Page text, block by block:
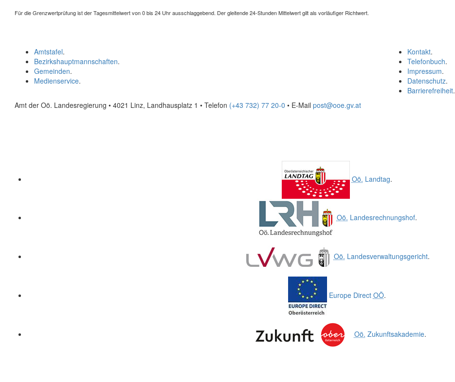
Für die Grenzwertprüfung ist der Tagesmittelwert von 0 bis 24 Uhr ausschlaggebend. Der gleitende 24-Stunden Mittelwert gilt als vorläufiger Richtwert.
Kontakt.
Telefonbuch.
Impressum.
Datenschutz.
Barrierefreiheit.
Amtstafel.
Bezirkshauptmannschaften.
Gemeinden.
Medienservice.
Amt der Oö. Landesregierung • 4021 Linz, Landhausplatz 1 • Telefon (+43 732) 77 20-0 • E-Mail post@ooe.gv.at
Oö. Landtag.
Oö. Landesrechnungshof.
Oö. Landesverwaltungsgericht.
Europe Direct OÖ.
Oö. Zukunftsakademie.